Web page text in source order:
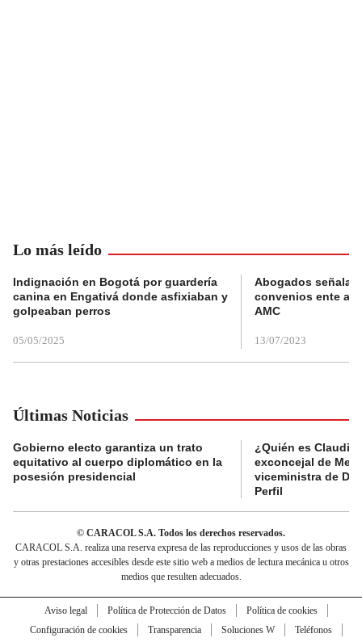
Lo más leído
Indignación en Bogotá por guardería
canina en Engativá donde asfixiaban y
golpeaban perros
05/05/2025
Abogados
convenios ente
AMC
13/07/2023
Últimas Noticias
Gobierno electo garantiza un trato
equitativo al cuerpo diplomático en la
posesión presidencial
¿Quién es Claudia
exconcejal de
viceministra de
Perfil
© CARACOL S.A. Todos los derechos reservados.
CARACOL S.A. realiza una reserva expresa de las reproducciones y usos de las obras
y otras prestaciones accesibles desde este sitio web a medios de lectura mecánica u otros
medios que resulten adecuados.
Aviso legal Política de Protección de Datos
Política de cookies
Configuración de cookies
Transparencia Soluciones W
Teléfonos